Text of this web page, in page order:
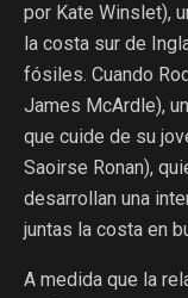
por Kate Winslet),
la costa sur de
fósiles. Cuando
James McArdle),
que cuide de su
Saoirse Ronan),
desarrollan una
juntas la costa en
A medida que la